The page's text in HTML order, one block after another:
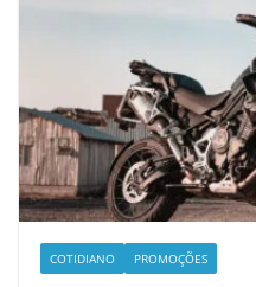
COTIDIANO PROMOÇÕES